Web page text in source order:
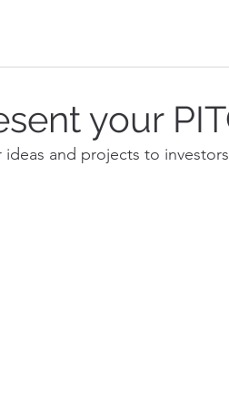
your
and projects to